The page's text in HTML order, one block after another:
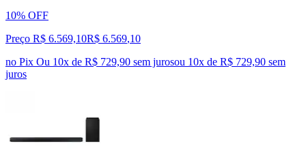
10% OFF
Preço R$ 6.569,10R$ 6.569,10
no Pix Ou 10x de R$ 729,90 sem jurosou 10x de R$ 729,90 sem
juros